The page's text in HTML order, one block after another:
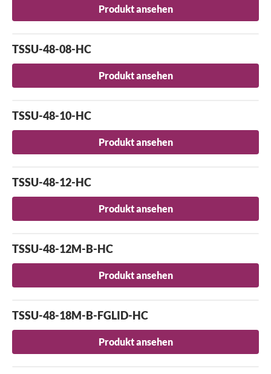
Produkt ansehen
TSSU-48-08-HC
Produkt ansehen
TSSU-48-10-HC
Produkt ansehen
TSSU-48-12-HC
Produkt ansehen
TSSU-48-12M-B-HC
Produkt ansehen
TSSU-48-18M-B-FGLID-HC
Produkt ansehen